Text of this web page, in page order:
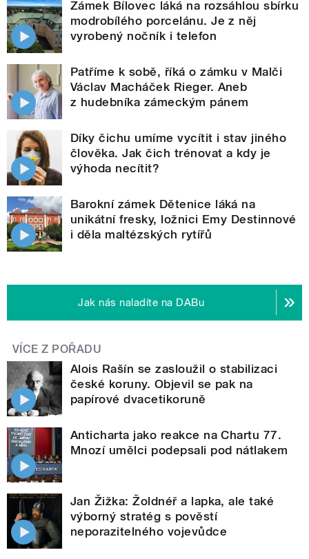
Zámek Bílovec láká na rozsáhlou sbírku
modrobílého porcelánu. Je z něj
vyrobený nočník i telefon
Patříme k sobě, říká o zámku v Malči
Václav Macháček Rieger. Aneb
z hudebníka zámeckým pánem
Díky čichu umíme vycítit i stav jiného
člověka. Jak čich trénovat a kdy je
výhoda necítit?
Barokní zámek Dětenice láká na
unikátní fresky, ložnici Emy Destinnové
i děla maltézských rytířů
Jak nás naladíte na DABu
VÍCE Z POŘADU
Alois Rašín se zasloužil o stabilizaci
české koruny. Objevil se pak na
papírové dvacetikoruně
Anticharta jako reakce na Chartu 77.
Mnozí umělci podepsali pod nátlakem
Jan Žižka: Žoldnéř a lapka, ale také
výborný stratég s pověstí
neporazitelného vojevůdce